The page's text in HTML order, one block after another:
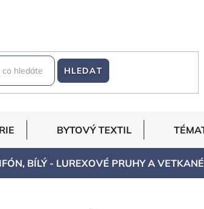
HLEDAT
BYTOVÝ TEXTIL
BÍLÝ - LUREXOVÉ PRUHY A